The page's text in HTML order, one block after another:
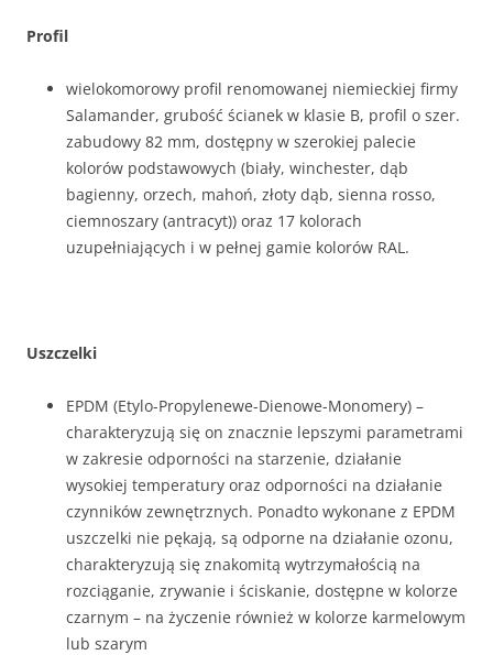
Profil
wielokomorowy profil renomowanej niemieckiej firmy
Salamander, grubość ścianek w klasie B, profil o szer.
zabudowy 82 mm, dostępny w szerokiej palecie
kolorów podstawowych (biały, winchester, dąb
bagienny, orzech, mahoń, złoty dąb, sienna rosso,
ciemnoszary (antracyt)) oraz 17 kolorach
uzupełniających i w pełnej gamie kolorów RAL.
Uszczelki
EPDM (Etylo-Propylenewe-Dienowe-Monomery) –
charakteryzują się on znacznie lepszymi parametrami
w zakresie odporności na starzenie, działanie
wysokiej temperatury oraz odporności na działanie
czynników zewnętrznych. Ponadto wykonane z EPDM
uszczelki nie pękają, są odporne na działanie ozonu,
charakteryzują się znakomitą wytrzymałością na
rozciąganie, zrywanie i ściskanie, dostępne w kolorze
czarnym – na życzenie również w kolorze karmelowym
lub szarym